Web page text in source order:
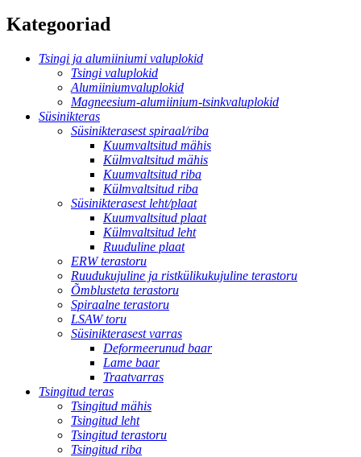
Kategooriad
Tsingi ja alumiiniumi valuplokid
Tsingi valuplokid
Alumiiniumvaluplokid
Magneesium-alumiinium-tsinkvaluplokid
Süsinikteras
Süsinikterasest spiraal/riba
Kuumvaltsitud mähis
Külmvaltsitud mähis
Kuumvaltsitud riba
Külmvaltsitud riba
Süsinikterasest leht/plaat
Kuumvaltsitud plaat
Külmvaltsitud leht
Ruuduline plaat
ERW terastoru
Ruudukujuline ja ristkülikukujuline terastoru
Õmblusteta terastoru
Spiraalne terastoru
LSAW toru
Süsinikterasest varras
Deformeerunud baar
Lame baar
Traatvarras
Tsingitud teras
Tsingitud mähis
Tsingitud leht
Tsingitud terastoru
Tsingitud riba